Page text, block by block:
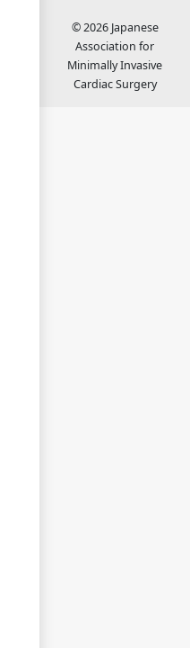
© 2026 Japanese
Association for
Minimally Invasive
Cardiac Surgery